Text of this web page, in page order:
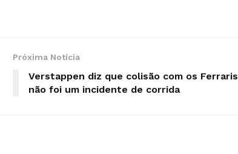
Próxima Notícia
Verstappen diz que colisão com os Ferraris
não foi um incidente de corrida